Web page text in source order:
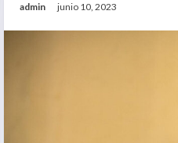
admin junio 10, 2023